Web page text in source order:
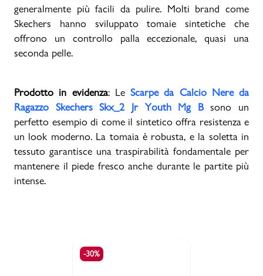
generalmente più facili da pulire. Molti brand come
Skechers hanno sviluppato tomaie sintetiche che
offrono un controllo palla eccezionale, quasi una
seconda pelle.
Prodotto in evidenza: Le Scarpe da Calcio Nere da
Ragazzo Skechers Skx_2 Jr Youth Mg Bsono un
perfetto esempio di come il sintetico offra resistenza e
un look moderno. La tomaia è robusta, e la soletta in
tessuto garantisce una traspirabilità fondamentale per
mantenere il piede fresco anche durante le partite più
intense.
-30%